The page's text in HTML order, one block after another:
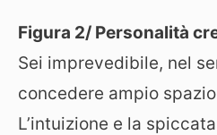
Figura 2/ Personalità
Sei imprevedibile, nel
concedere ampio
L’intuizione e la